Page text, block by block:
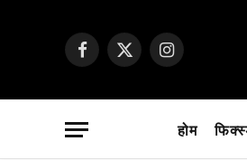
Facebook
X
Instagram
होम